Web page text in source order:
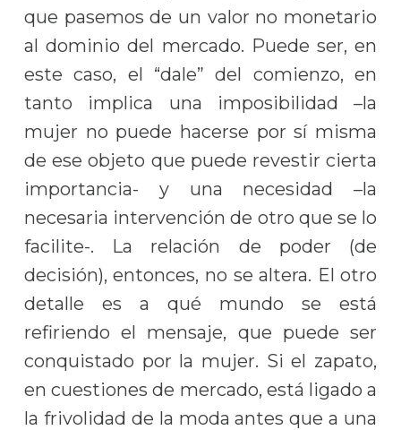
que pasemos de un valor no monetario
al dominio del mercado. Puede ser, en
este caso, el “dale” del comienzo, en
tanto implica una imposibilidad –la
mujer no puede hacerse por sí misma
de ese objeto que puede revestir cierta
importancia- y una necesidad –la
necesaria intervención de otro que se lo
facilite-. La relación de poder (de
decisión), entonces, no se altera. El otro
detalle es a qué mundo se está
refiriendo el mensaje, que puede ser
conquistado por la mujer. Si el zapato,
en cuestiones de mercado, está ligado a
la frivolidad de la moda antes que a una